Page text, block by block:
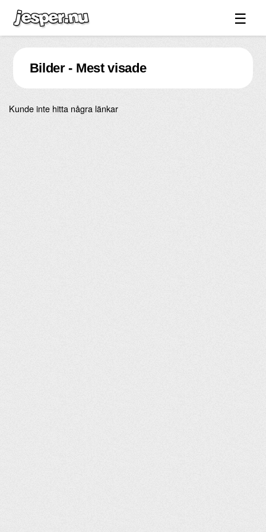
☰
Spel ↓
Bilder ↓
Forum ↓
Länkar
Bilder - Mest visade
Kunde inte hitta några länkar